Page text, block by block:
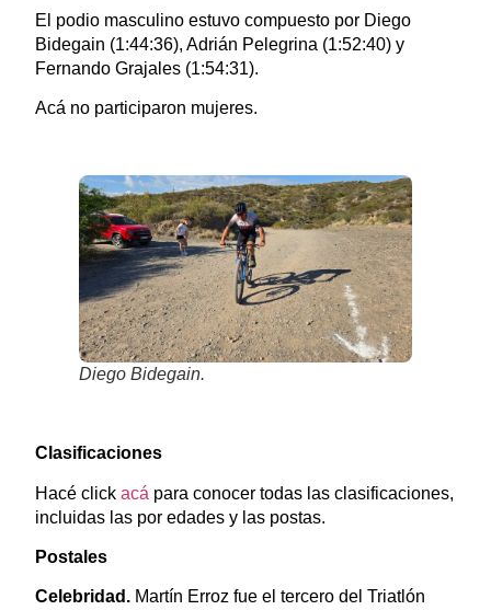
El podio masculino estuvo compuesto por Diego
Bidegain (1:44:36), Adrián Pelegrina (1:52:40) y
Fernando Grajales (1:54:31).
Acá no participaron mujeres.
Diego Bidegain.
Clasificaciones
Hacé click acá para conocer todas las clasificaciones,
incluidas las por edades y las postas.
Postales
Celebridad.Martín Erroz fue el tercero del Triatlón